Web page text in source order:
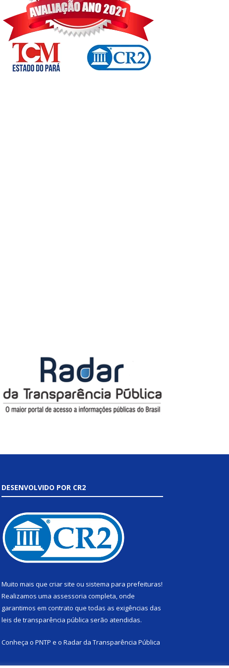
DESENVOLVIDO POR CR2
Muito mais que criar site ou sistema para prefeituras!
Realizamos uma assessoria completa, onde
garantimos em contrato que todas as exigências das
leis de transparência pública serão atendidas.
Conheça o PNTP e o Radar da Transparência Pública